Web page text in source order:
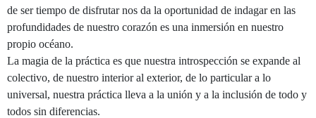
de ser tiempo de disfrutar nos da la oportunidad de indagar en las
profundidades de nuestro corazón es una inmersión en nuestro
propio océano.
La magia de la práctica es que nuestra introspección se expande al
colectivo, de nuestro interior al exterior, de lo particular a lo
universal, nuestra práctica lleva a la unión y a la inclusión de todo y
todos sin diferencias.